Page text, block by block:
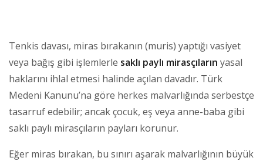
Tenkis davası, miras bırakanın (muris) yaptığı vasiyet
veya bağış gibi işlemlerle saklı paylı mirasçıların yasal
haklarını ihlal etmesi halinde açılan davadır. Türk
Medeni Kanunu’na göre herkes malvarlığında serbestçe
tasarruf edebilir; ancak çocuk, eş veya anne-baba gibi
saklı paylı mirasçıların payları korunur.
Eğer miras bırakan, bu sınırı aşarak malvarlığının büyük